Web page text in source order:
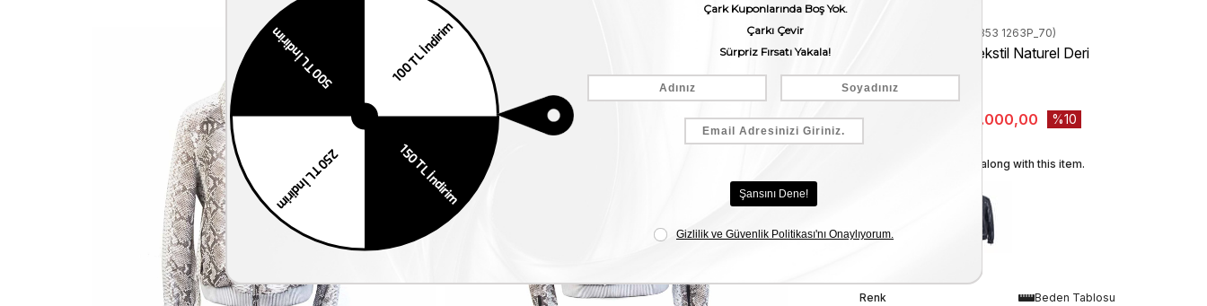
1. Ürüne %10 2. Ürüne %25 İndirim
Mocassini
(210MCE853 1263P_70)
Mocassini Erkek Tekstil Naturel Deri
Mont
Stock Amount
₺60.000,00 ₺54.000,00 10
We recommend these along with this item.
Beden Tablosu
Renk